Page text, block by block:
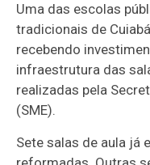
Uma das escolas
tradicionais de
recebendo
infraestrutura das
realizadas pela
(SME).
Sete salas de aula já